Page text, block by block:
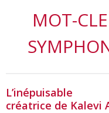
MOT-
L’inépuisable
créatrice de Kalevi